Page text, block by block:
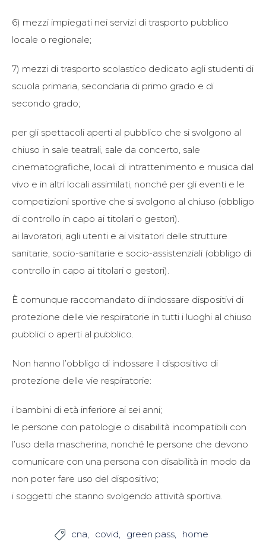
6) mezzi impiegati nei servizi di trasporto pubblico
locale o regionale;
7) mezzi di trasporto scolastico dedicato agli studenti di
scuola primaria, secondaria di primo grado e di
secondo grado;
per gli spettacoli aperti al pubblico che si svolgono al
chiuso in sale teatrali, sale da concerto, sale
cinematografiche, locali di intrattenimento e musica dal
vivo e in altri locali assimilati, nonché per gli eventi e le
competizioni sportive che si svolgono al chiuso (obbligo
di controllo in capo ai titolari o gestori).
ai lavoratori, agli utenti e ai visitatori delle strutture
sanitarie, socio-sanitarie e socio-assistenziali (obbligo di
controllo in capo ai titolari o gestori).
È comunque raccomandato di indossare dispositivi di
protezione delle vie respiratorie in tutti i luoghi al chiuso
pubblici o aperti al pubblico.
Non hanno l’obbligo di indossare il dispositivo di
protezione delle vie respiratorie:
i bambini di età inferiore ai sei anni;
le persone con patologie o disabilità incompatibili con
l’uso della mascherina, nonché le persone che devono
comunicare con una persona con disabilità in modo da
non poter fare uso del dispositivo;
i soggetti che stanno svolgendo attività sportiva.
 cna covid green pass home